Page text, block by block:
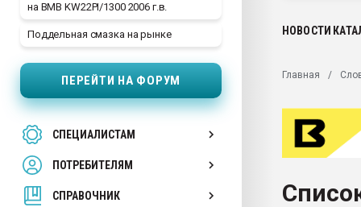
на BMB KW22PI/1300 2006 г.в.
Поддельная смазка на рынке
ПЕРЕЙТИ НА ФОРУМ
СПЕЦИАЛИСТАМ
ПОТРЕБИТЕЛЯМ
СПРАВОЧНИК
Вакуум-формовочные
ближайшее
28.07.2026
первый план в
ситуацией на
НОВОСТИ
Главная